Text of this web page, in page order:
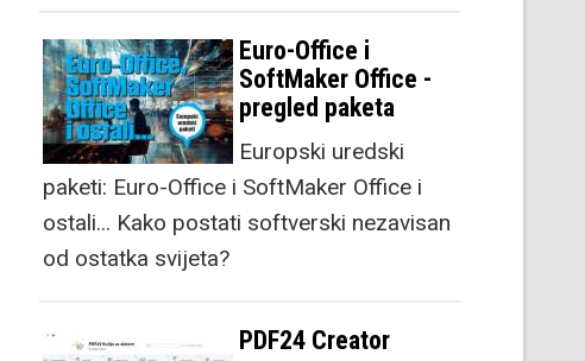
Euro-Office i
SoftMaker Office -
pregled paketa
Europski uredski
paketi: Euro-Office i SoftMaker Office i
ostali... Kako postati softverski nezavisan
od ostatka svijeta?
PDF24 Creator